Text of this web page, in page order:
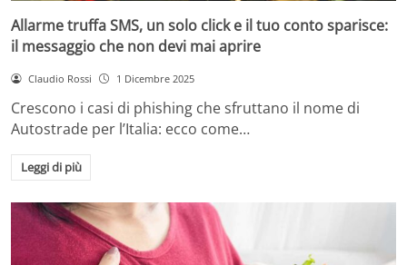
Allarme truffa SMS, un solo click e il tuo conto sparisce:
il messaggio che non devi mai aprire
Claudio Rossi 1 Dicembre 2025
Crescono i casi di phishing che sfruttano il nome di
Autostrade per l’Italia: ecco come…
Leggi di più